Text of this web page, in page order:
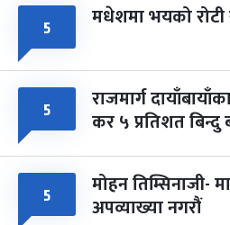
५ मधेशमा भयको
५ राजमार्ग
कर ५ प्रतिशत बिन्दु
५ मोहन तिम्सिनाजी-
अपव्याख्या नगरौं